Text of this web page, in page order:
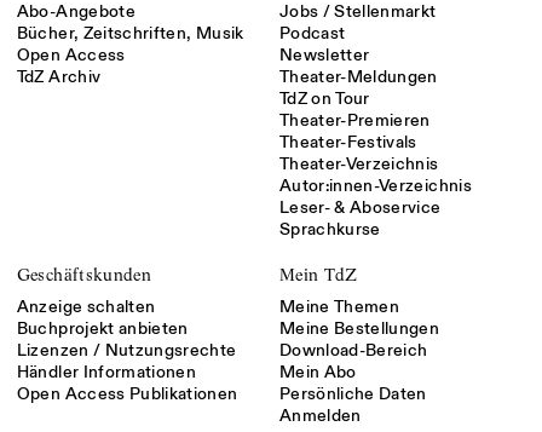
Abo-Angebote
Bücher, Zeitschriften, Musik
Open Access
TdZ Archiv
Jobs / Stellenmarkt
Podcast
Newsletter
Theater-Meldungen
TdZ on Tour
Theater-Premieren
Theater-Festivals
Theater-Verzeichnis
Autor:innen-Verzeichnis
Leser- & Aboservice
Sprachkurse
Geschäftskunden
Anzeige schalten
Buchprojekt anbieten
Lizenzen / Nutzungsrechte
Händler Informationen
Open Access Publikationen
Mein TdZ
Meine Themen
Meine Bestellungen
Download-Bereich
Mein Abo
Persönliche Daten
Anmelden